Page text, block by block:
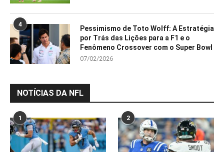
4
Pessimismo de Toto Wolff: A Estratégia
por Trás das Lições para a F1 e o
Fenômeno Crossover com o Super Bowl
07/02/2026
NOTÍCIAS DA NFL
1 2